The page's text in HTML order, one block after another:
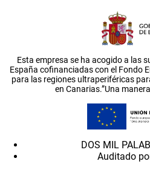
Esta empresa se ha acogido a las
España cofinanciadas con el Fondo
para las regiones ultraperiféricas
en Canarias.”Una
DOS MIL
Auditado